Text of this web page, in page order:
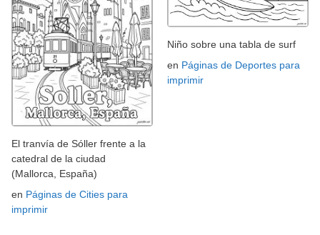
El tranvía de Sóller frente a la
catedral de la ciudad
(Mallorca, España)
en Páginas de Cities para
imprimir
Niño sobre una tabla de surf
en Páginas de Deportes para
imprimir